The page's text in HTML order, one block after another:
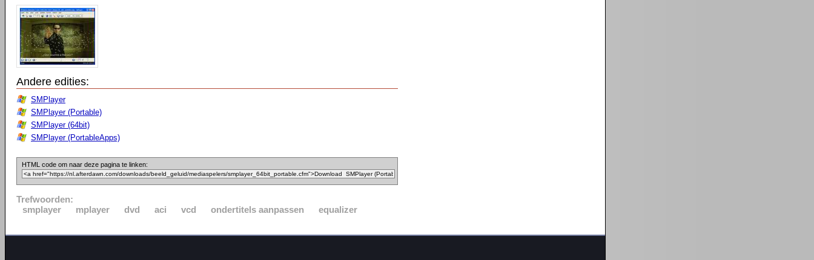
Andere edities:
SMPlayer
SMPlayer (Portable)
SMPlayer (64bit)
SMPlayer (PortableApps)
HTML code om naar deze pagina te linken:
Trefwoorden:
smplayer
mplayer dvd aci vcd ondertitels aanpassen equalizer